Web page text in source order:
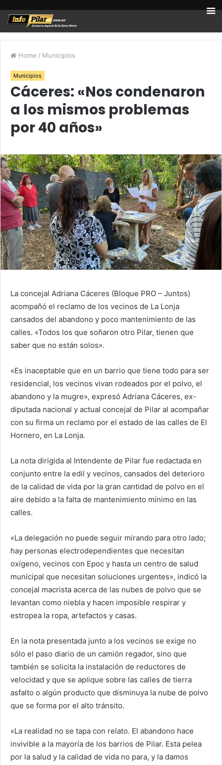
Home / Municipios
Municipios
Cáceres: «Nos condenaron
a los mismos problemas
por 40 años»
La concejal Adriana Cáceres (Bloque PRO – Juntos)
acompañó el reclamo de los vecinos de La Lonja
cansados del abandono y poco mantenimiento de las
calles. «Todos los que soñaron otro Pilar, tienen que
saber que no están solos».
«Es inaceptable que en un barrio que tiene todo para ser
residencial, los vecinos vivan rodeados por el polvo, el
abandono y la mugre», expresó Adriana Cáceres, ex-
diputada nacional y actual concejal de Pilar al acompañar
con su firma un reclamo por el estado de las calles de El
Hornero, en La Lonja.
La nota dirigida al Intendente de Pilar fue redactada en
conjunto entre la edil y vecinos, cansados del deterioro
de la calidad de vida por la gran cantidad de polvo en el
aire debido a la falta de mantenimiento mínimo en las
calles.
«La delegación no puede seguir mirando para otro lado;
hay personas electrodependientes que necesitan
oxígeno, vecinos con Epoc y hasta un centro de salud
municipal que necesitan soluciones urgentes», indicó la
concejal macrista acerca de las nubes de polvo que se
levantan como niebla y hacen imposible respirar y
estropea la ropa, artefactos y casas.
En la nota presentada junto a los vecinos se exige no
sólo el paso diario de un camión regador, sino que
también se solicita la instalación de reductores de
velocidad y que se aplique sobre las calles de tierra
asfalto o algún producto que disminuya la nube de polvo
que se forma por el alto tránsito.
«La realidad no se tapa con relato. El abandono hace
invivible a la mayoría de los barrios de Pilar. Esta pelea
por la salud y la calidad de vida no para, y la damos